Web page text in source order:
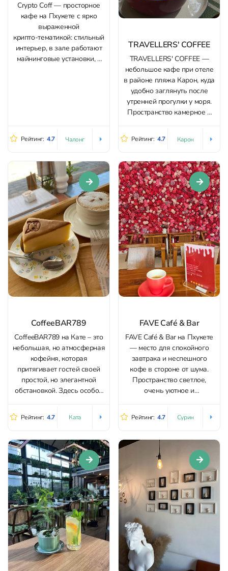
Crypto Coff — просторное
кафе на Пхукете с ярко
выраженной
крипто‑тематикой: стильный
интерьер, в зале работают
майнинговые установки, а
небольшие встречи и
работать в одиночку — мест
много, посадка
разнообразная, есть...
Рейтинг: 4.7 Чалонг
TRAVELLERS' COFFEE
TRAVELLERS' COFFEE —
небольшое кафе при отеле
в районе пляжа Карон, куда
удобно заглянуть после
утренней прогулки у моря.
Пространство камерное и
оформлением, прохладным
кондиционером и спокойной
музыкой; есть посадка
внутри и места у улицы. В
заведении поддерживается
аккуратная чистота, а
персонал
доброжелательный и
внимательный к просьбам....
Рейтинг: 4.7 Карон
CoffeeBAR789
CoffeeBAR789 на Кате – это
небольшая, но атмосферная
кофейня, которая
притягивает гостей своей
простой, но элегантной
обстановкой. Здесь особое
превращается в приятный
ритуал. За качеством блюд в
кофейне тоже тщательно
следят, поэтому предлагают
не только сладкую выпечку
и десерты, но и европейские
завтраки....
Рейтинг: 4.7 Ката
FAVE Café & Bar
FAVE Café & Bar на Пхукете
— место для спокойного
завтрака и неспешного
кофе в стороне от шума.
Пространство светлое,
очень уютное и
улице; сюда удобно заехать
по пути к пляжу и
задержаться подольше. В
меню — бранчи и свежие
блюда с хорошей...
Рейтинг: 4.7 Сурин